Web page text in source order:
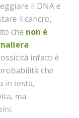
il DNA e
il cancro,
che non è
infatti è
che
in testa,
ma